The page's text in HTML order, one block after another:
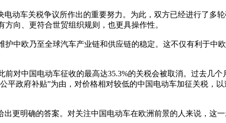
动车关税争议所作出的重要努力。为此，双方已经进行了多
向、更符合世贸组织规则，也更具操作性。
中欧乃至全球汽车产业链和供应链的稳定。这不仅有利于中
对中国电动车征收的最高达35.3%的关税会被取消。过去几个
平政府补贴”为由，对价格相对较低的中国电动车加征关税，以
更明确的答案。对关注中国电动车在欧洲前景的人来说，这